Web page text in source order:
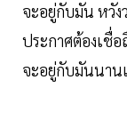
จะอยู่กับมัน หวัง
ประกาศต้องเชื่
จะอยู่กับมันนาน